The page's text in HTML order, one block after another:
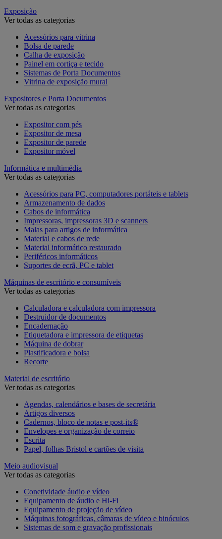
Exposição
Ver todas as categorias
Acessórios para vitrina
Bolsa de parede
Calha de exposição
Painel em cortiça e tecido
Sistemas de Porta Documentos
Vitrina de exposição mural
Expositores e Porta Documentos
Ver todas as categorias
Expositor com pés
Expositor de mesa
Expositor de parede
Expositor móvel
Informática e multimédia
Ver todas as categorias
Acessórios para PC, computadores portáteis e tablets
Armazenamento de dados
Cabos de informática
Impressoras, impressoras 3D e scanners
Malas para artigos de informática
Material e cabos de rede
Material informático restaurado
Periféricos informáticos
Suportes de ecrã, PC e tablet
Máquinas de escritório e consumíveis
Ver todas as categorias
Calculadora e calculadora com impressora
Destruidor de documentos
Encadernação
Etiquetadora e impressora de etiquetas
Máquina de dobrar
Plastificadora e bolsa
Recorte
Material de escritório
Ver todas as categorias
Agendas, calendários e bases de secretária
Artigos diversos
Cadernos, bloco de notas e post-its®
Envelopes e organização de correio
Escrita
Papel, folhas Bristol e cartões de visita
Meio audiovisual
Ver todas as categorias
Conetividade áudio e vídeo
Equipamento de áudio e Hi-Fi
Equipamento de projeção de vídeo
Máquinas fotográficas, câmaras de vídeo e binóculos
Sistemas de som e gravação profissionais